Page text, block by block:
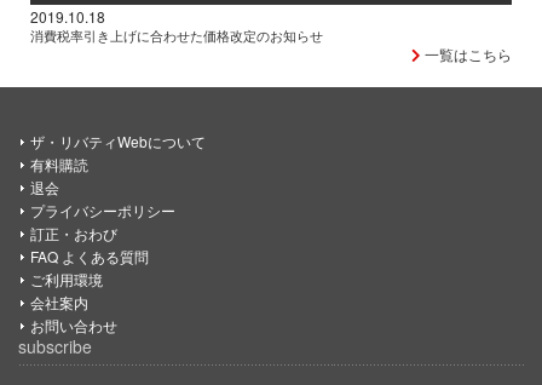
2019.10.18
消費税率引き上げに合わせた価格改定のお知らせ
一覧はこちら
ザ・リバティWebについて
有料購読
退会
プライバシーポリシー
訂正・おわび
FAQ よくある質問
ご利用環境
会社案内
お問い合わせ
subscribe